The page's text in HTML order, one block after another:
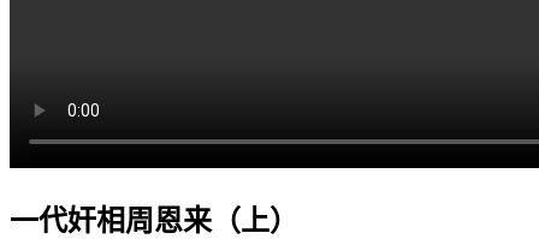
一代奸相周恩来（上）